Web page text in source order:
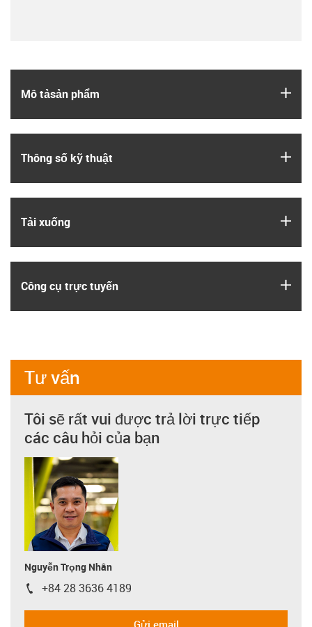
Mô tả­sản phẩm
Thông số kỹ thuật
Tải xuống
Công cụ trực tuyến
Tư vấn
Tôi sẽ rất vui được trả lời trực tiếp
các câu hỏi của bạn
Nguyễn Trọng Nhân
igus-icon-phone
+84 28 3636 4189
Gửi email